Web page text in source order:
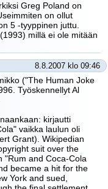
Greg Poland on
on ollut
5 -tyyppinen juttu.
millä ei ole mitään
8.8.2007 klo 09:46
("The Human Joke
Työskennellyt Al
kirjautti
vaikka laulun oli
Grant). Wikipedian
suit over the
"Rum and Coca-Cola
became a hit for the
York and sued,